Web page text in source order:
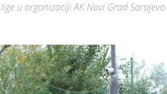
u organizaciji AK Novi Grad Sarajevo.